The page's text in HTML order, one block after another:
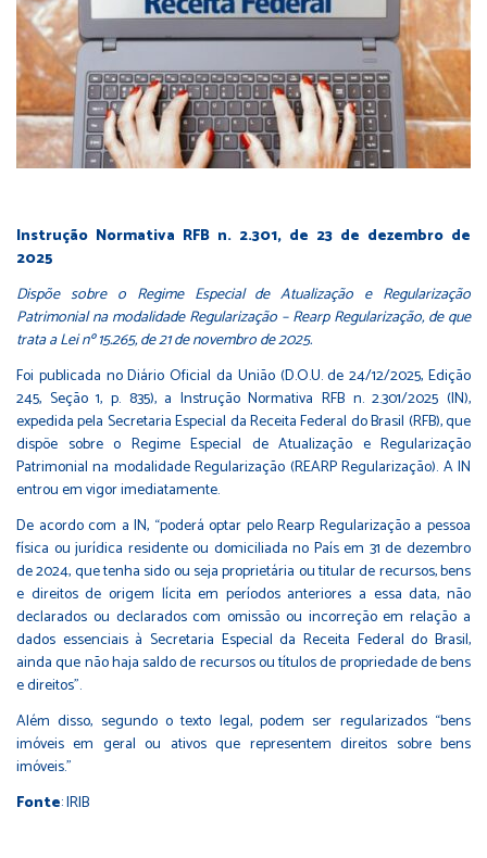
Instrução Normativa RFB n. 2.301, de 23 de dezembro de
2025
Dispõe sobre o Regime Especial de Atualização e Regularização
Patrimonial na modalidade Regularização – Rearp Regularização, de que
trata a Lei nº 15.265, de 21 de novembro de 2025.
Foi publicada no Diário Oficial da União (D.O.U. de 24/12/2025, Edição
245, Seção 1, p. 835), a Instrução Normativa RFB n. 2.301/2025 (IN),
expedida pela Secretaria Especial da Receita Federal do Brasil (RFB), que
dispõe sobre o Regime Especial de Atualização e Regularização
Patrimonial na modalidade Regularização (REARP Regularização). A IN
entrou em vigor imediatamente.
De acordo com a IN, “poderá optar pelo Rearp Regularização a pessoa
física ou jurídica residente ou domiciliada no País em 31 de dezembro
de 2024, que tenha sido ou seja proprietária ou titular de recursos, bens
e direitos de origem lícita em períodos anteriores a essa data, não
declarados ou declarados com omissão ou incorreção em relação a
dados essenciais à Secretaria Especial da Receita Federal do Brasil,
ainda que não haja saldo de recursos ou títulos de propriedade de bens
e direitos”.
Além disso, segundo o texto legal, podem ser regularizados “bens
imóveis em geral ou ativos que representem direitos sobre bens
imóveis.”
Fonte: IRIB